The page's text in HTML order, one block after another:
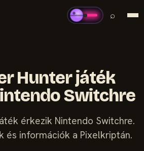
⌕
Hunter játék
Switchre
érkezik Nintendo Switchre.
és információk a Pixelkriptán.